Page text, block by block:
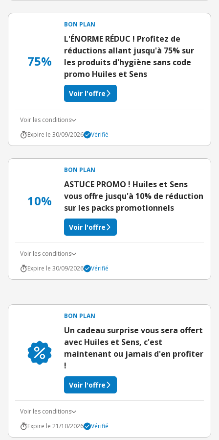
75%
BON PLAN
L'ÉNORME RÉDUC ! Profitez de
réductions allant jusqu'à 75% sur
les produits d'hygiène sans code
promo Huiles et Sens
Voir l'offre
Voir les conditions
Expire le 30/09/2026
Vérifié
10%
BON PLAN
ASTUCE PROMO ! Huiles et Sens
vous offre jusqu'à 10% de réduction
sur les packs promotionnels
Voir l'offre
Voir les conditions
Expire le 30/09/2026
Vérifié
BON PLAN
Un cadeau surprise vous sera offert
avec Huiles et Sens, c'est
maintenant ou jamais d'en profiter
!
Voir l'offre
Voir les conditions
Expire le 21/10/2026
Vérifié